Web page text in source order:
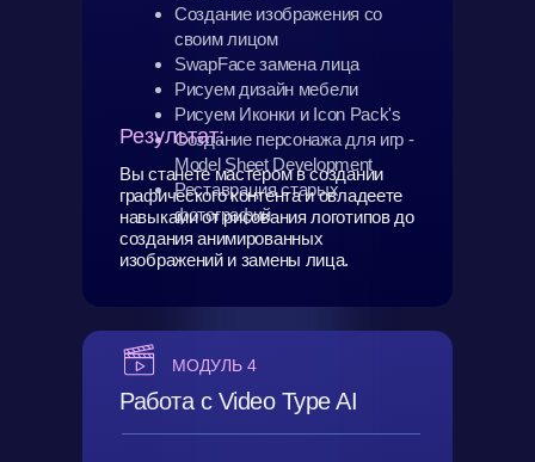
Создание изображения со
своим лицом
SwapFace замена лица
Рисуем дизайн мебели
Рисуем Иконки и Icon Pack's
Создание персонажа для игр -
Model Sheet Development
Реставрация старых
фотографий
Результат:
Вы станете мастером в создании
графического контента и овладеете
навыками от рисования логотипов до
создания анимированных
изображений и замены лица.
МОДУЛЬ 4
Работа с Video Type AI